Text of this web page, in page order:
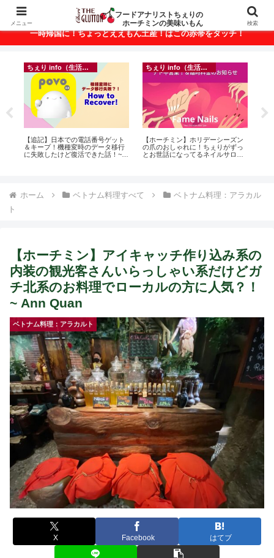
ベトナム・ホーチミンの美味いもんが満載！
一時帰国に！ちょっとええもん土産！はこの赤帯をタッチ！
【ホーチミン】ホリデーシーズン
の爪のおしゃれに！ちぇりがずっ
とお世話になってるネイルサロン
フランス料理
【Ho Chi Minh】新年ランチが悶絶
美味しかったの♪ ~ Secret Wine
shop and lounge
ホーム ベトナム料理すべて
ベトナム料理：アラカル
ト
【ホーチミン】アイキャッチ作り込み系の
内装の観光客さんいらっしゃい系だけどガ
チ北系のお料理でローカルの方に人気？！
~ Ann Quan
ベトナム料理：アラカルト
X Facebook はてブ
メニュー
フードアナリストちぇりの
ホーチミンの美味いもん
検索